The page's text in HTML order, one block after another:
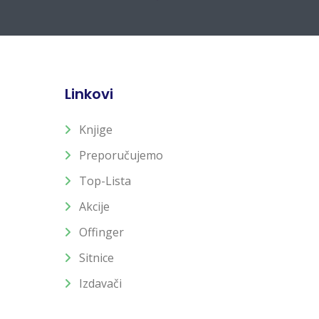
Linkovi
Knjige
Preporučujemo
Top-Lista
Akcije
Offinger
Sitnice
Izdavači